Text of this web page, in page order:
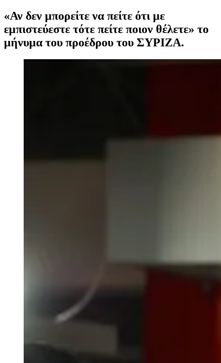
«Αν δεν μπορείτε να πείτε ότι με
εμπιστεύεστε τότε πείτε ποιον θέλετε» το
μήνυμα του προέδρου του ΣΥΡΙΖΑ.